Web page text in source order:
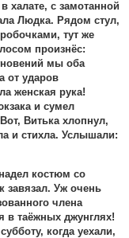
халате, с замотанной
Людка. Рядом стул,
тут же
произнёс:
мы оба
от ударов
женская рука!
и сумел
Витька хлопнул,
и стихла. Услышали:
костюм со
завязал. Уж очень
члена
в таёжных джунглях!
когда уехали,